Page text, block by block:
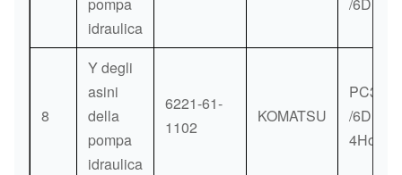
idraulica
8
Y degli
asini
della
pompa
idraulica
6221-61-
1102
KOMATSU
PC300-
/6D108
4Holes